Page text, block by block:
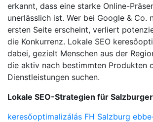
erkannt, dass eine starke Online-
unerlässlich ist. Wer bei Google & Co.
ersten Seite erscheint, verliert
die Konkurrenz. Lokale SEO
dabei, gezielt Menschen aus der
die aktiv nach bestimmten Produkten
Dienstleistungen suchen.
Lokale SEO-Strategien für
keresőoptimalizálás FH Salzburg